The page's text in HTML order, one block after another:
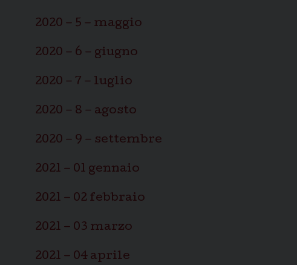
2020 – 5 – maggio
2020 – 6 – giugno
2020 – 7 – luglio
2020 – 8 – agosto
2020 – 9 – settembre
2021 – 01 gennaio
2021 – 02 febbraio
2021 – 03 marzo
2021 – 04 aprile